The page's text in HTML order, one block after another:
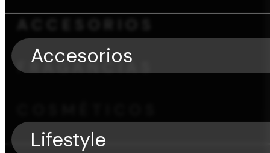
ACCESORIOS
FRAGANCIAS
Accesorios
Lifestyle